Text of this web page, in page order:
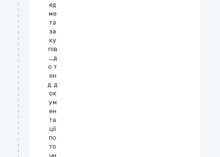
ед
ме
та
за
ку
пів
_д
о т
ен
д. д
ок
ум
ен
та
ції
по
то
чн